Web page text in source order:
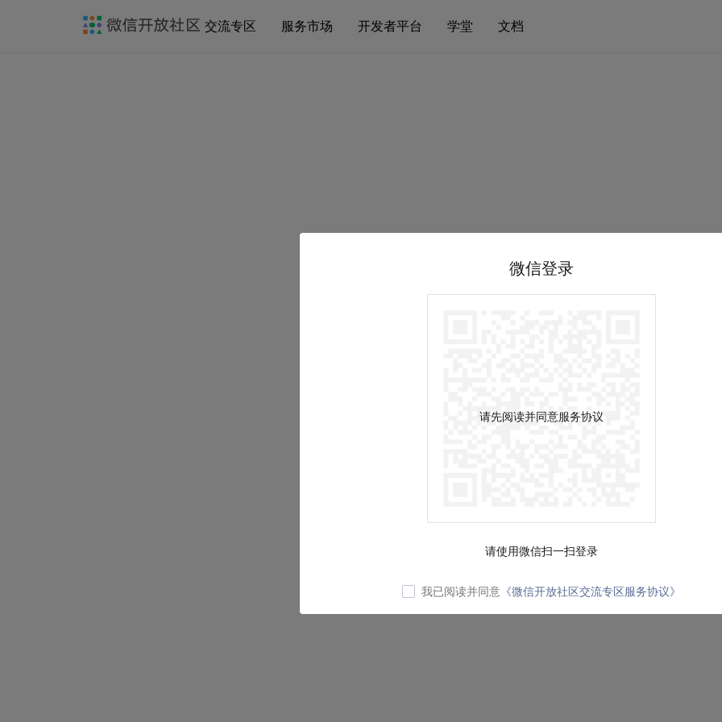
交流专区 服务市场 开发者平台 学堂 文档
微信登录
请先阅读并同意服务协议
请使用微信扫一扫登录
我已阅读并同意 《微信开放社区交流专区服务协议》